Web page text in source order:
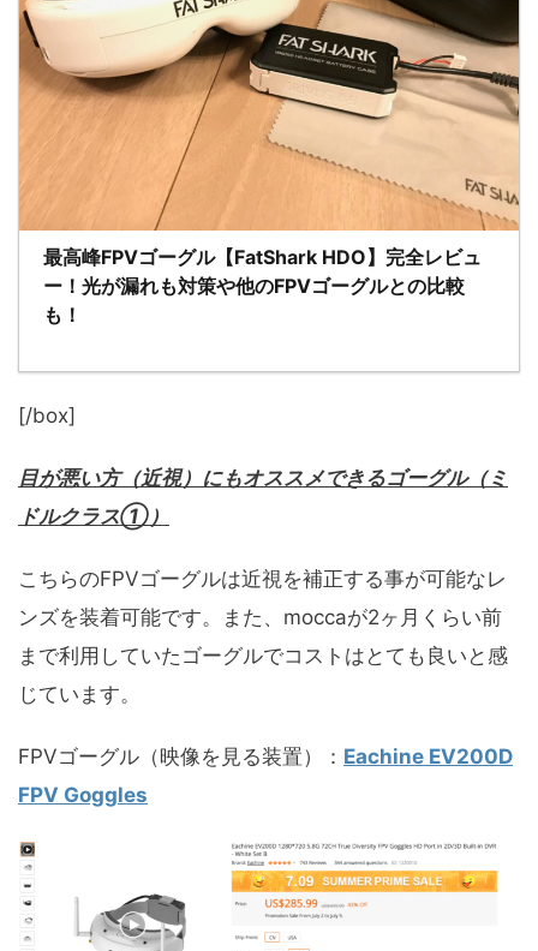
最高峰FPVゴーグル【FatShark HDO】完全レビュ
ー！光が漏れも対策や他のFPVゴーグルとの比較
も！
[/box]
目が悪い方（近視）にもオススメできるゴーグル（ミ
ドルクラス①）
こちらのFPVゴーグルは近視を補正する事が可能なレ
ンズを装着可能です。また、moccaが2ヶ月くらい前
まで利用していたゴーグルでコストはとても良いと感
じています。
FPVゴーグル（映像を見る装置）： Eachine EV200D
FPV Goggles